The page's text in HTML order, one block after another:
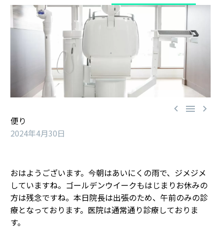
  
便り
2024年4月30日
おはようございます。今朝はあいにくの雨で、ジメジメ
していますね。ゴールデンウイークもはじまりお休みの
方は残念ですね。本日院長は出張のため、午前のみの診
療となっております。医院は通常通り診療しておりま
す。